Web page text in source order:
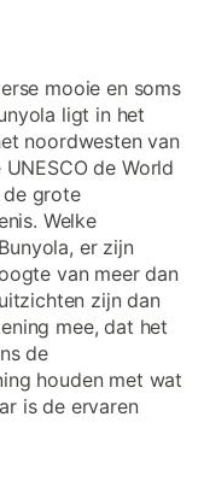
mooie en soms
ligt in het
noordwesten van
de World
de grote
Welke
er zijn
van meer dan
zijn dan
mee, dat het
de
houden met wat
is de ervaren